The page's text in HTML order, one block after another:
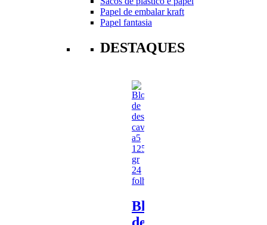
Papel de embalar kraft
Papel fantasia
DESTAQUES
Bloco
de